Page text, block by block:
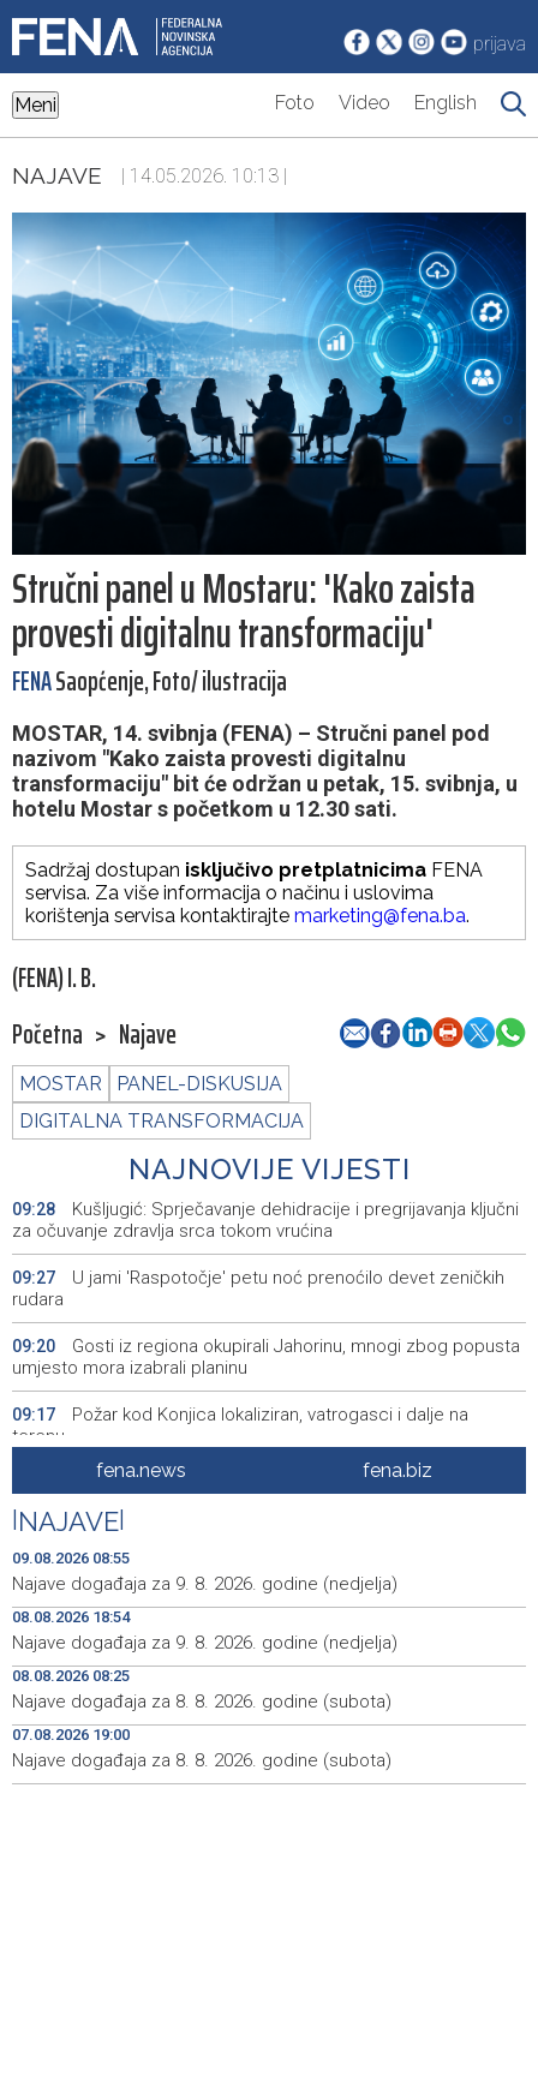
prijava
Meni Foto Video English
NAJAVE | 14.05.2026. 10:13 |
Stručni panel u Mostaru: 'Kako zaista
provesti digitalnu transformaciju'
FENASaopćenje, Foto/ ilustracija
MOSTAR, 14. svibnja (FENA) – Stručni panel pod
nazivom "Kako zaista provesti digitalnu
transformaciju" bit će održan u petak, 15. svibnja, u
hotelu Mostar s početkom u 12.30 sati.
Sadržaj dostupan isključivo pretplatnicima FENA
servisa. Za više informacija o načinu i uslovima
korištenja servisa kontaktirajte marketing@fena.ba.
(FENA) I. B.
Početna > Najave
MOSTAR
PANEL-DISKUSIJA
DIGITALNA TRANSFORMACIJA
NAJNOVIJE VIJESTI
09:28
Kušljugić: Sprječavanje dehidracije i pregrijavanja ključni
za očuvanje zdravlja srca tokom vrućina
09:27
U jami 'Raspotočje' petu noć prenoćilo devet zeničkih
rudara
09:20
Gosti iz regiona okupirali Jahorinu, mnogi zbog popusta
umjesto mora izabrali planinu
09:17
Požar kod Konjica lokaliziran, vatrogasci i dalje na
terenu
U Stupama održan prvi „Gastro Livno“: Više od 20 jela
predstavilo raznolikost livanjske gastronomije
09:05 Pretežno sunčano jutro u BiH, u Mostaru 29 stepeni
09:01
Od ranih jutarnjih sati duge kolone putničkih vozila na
pojedinim graničnim prelazima
09:00
Blidinje sve privlačnije ljetno odredište, turizam raste uz
izazove očuvanja prirode
08:55 Najave događaja za 9. 8. 2026. godine (nedjelja)
08:30
Nova slikovnica Anite Lovrić djecu kroz ilustracije uvodi
fena.news fena.biz
NAJAVE
09.08.2026 08:55
Najave događaja za 9. 8. 2026. godine (nedjelja)
08.08.2026 18:54
Najave događaja za 9. 8. 2026. godine (nedjelja)
08.08.2026 08:25
Najave događaja za 8. 8. 2026. godine (subota)
07.08.2026 19:00
Najave događaja za 8. 8. 2026. godine (subota)